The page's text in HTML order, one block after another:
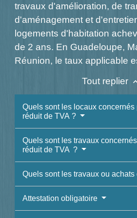
travaux d'amélioration, de
d'aménagement et
logements d'habitation
de 2 ans. En Guadeloupe,
Réunion, le taux applicable
Tout replier
Quels sont les locaux concernés
réduit de TVA ?
Quels sont les travaux
réduit de TVA ?
Quels sont les travaux ou achats
Attestation obligatoire